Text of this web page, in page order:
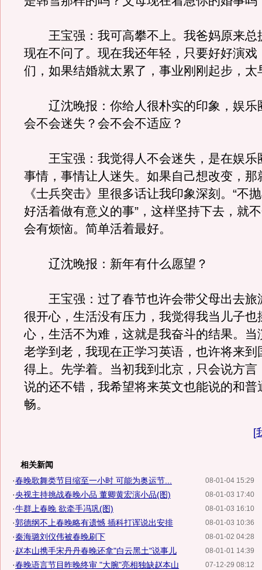
王宝强：我可高攀不上。我爸妈原来总
现在不问了。现在我还年轻，只要好好演戏
们，如果结婚就太累了，事业刚刚起步，太
辽沈晚报：你给人很朴实的印象，娱乐
会不会迷失？会不会不适应？
王宝强：我觉得人不会迷失，是在娱乐
事情，事情让人迷失。如果自己想改变，那
《士兵突击》里很多话让我印象深刻。“不
好活着做有意义的事”，这样坚持下去，就
会有烦恼。简单活着最好。
辽沈晚报：新年有什么愿望？
王宝强：过了春节也许会带父母出去旅
很开心，生活没有压力，我觉得我当儿子也
心，生活不为难，这就是我奋斗的结果。当
老学到老，我现在正学习英语，也许将来到
得上。先学着。当初我到北京，只会说方言
说的还不错，我希望将来英文也能说的和普
畅。
[
相关新闻
08-01-04 15:29
·春晚歌舞类节目缩至一小时 可能为奥运节...
08-01-03 17:40
·央视主持挑战春晚小品 董卿黄宏演小品(图)
08-01-03 16:10
·牛群上春晚 欲牵手冯巩(图)
08-01-03 10:36
·郭德纲不上春晚略有遗憾 插科打诨说出安排
08-01-02 04:28
·秦海璐刘仪伟被春晚刷下
08-01-01 14:39
·赵本山携手宋丹丹春晚还拿"白云黑土"说事儿
07-12-29 08:12
·春晚语言节目昨晚终审 "大腕"亮相独缺赵本山